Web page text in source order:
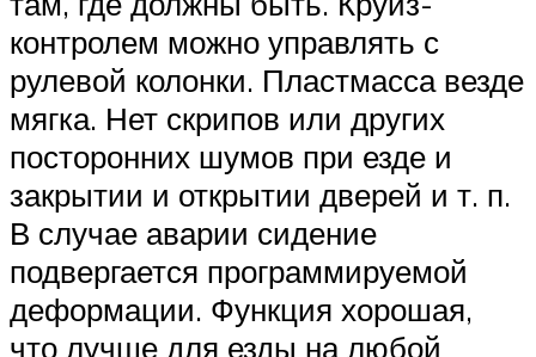
контролем можно управлять с
рулевой колонки. Пластмасса везде
мягка. Нет скрипов или других
посторонних шумов при езде и
закрытии и открытии дверей и т. п.
В случае аварии сидение
подвергается программируемой
деформации. Функция хорошая,
что лучше для езды на любой